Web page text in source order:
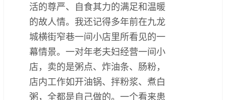
活的尊严、自食其力的满足和温暖
的故人情。我还记得多年前在九龙
城横街窄巷一间小店里所看见的一
幕情景。一对年老夫妇经营一间小
店，卖的是粥点、炸油条、肠粉，
店内工作如开油锅、拌粉浆、煮白
粥，全都是自己做的。一个看来患